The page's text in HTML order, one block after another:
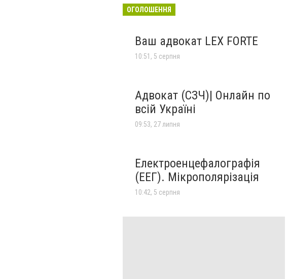
ОГОЛОШЕННЯ
Ваш адвокат LEX FORTE
10:51, 5 серпня
Адвокат (СЗЧ)| Онлайн по
всій Україні
09:53, 27 липня
Електроенцефалографія
(ЕЕГ). Мікрополярізація
10:42, 5 серпня